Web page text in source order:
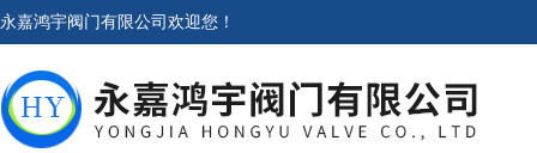
永嘉鸿宇阀门有限公司欢迎您！